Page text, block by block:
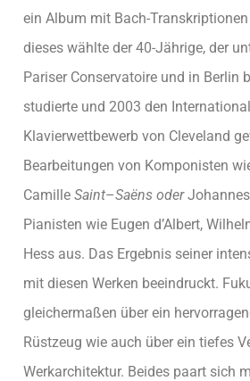
ein Album mit Bach-
dieses wählte der 40-Jährige, der
Pariser Conservatoire und in Berlin
studierte und 2003 den
Klavierwettbewerb von Cleveland
Bearbeitungen von Komponisten
Camille Saint–Saëns oder
Pianisten wie Eugen d’Albert,
Hess aus. Das Ergebnis seiner
mit diesen Werken beeindruckt.
gleichermaßen über ein
Rüstzeug wie auch über ein tiefes
Werkarchitektur. Beides paart sich